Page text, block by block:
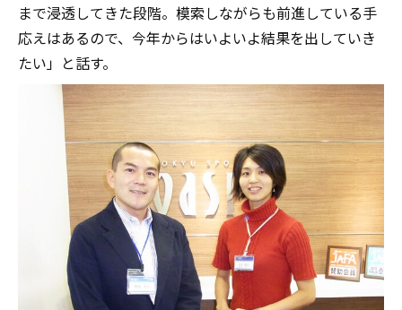
まで浸透してきた段階。模索しながらも前進している手
応えはあるので、今年からはいよいよ結果を出していき
たい」と話す。